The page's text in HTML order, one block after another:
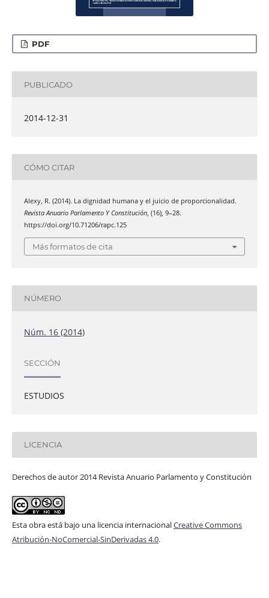
PDF
PUBLICADO
2014-12-31
CÓMO CITAR
Alexy, R. (2014). La dignidad humana y el juicio de proporcionalidad.
Revista Anuario Parlamento Y Constitución, (16), 9–28.
https://doi.org/10.71206/rapc.125
Más formatos de cita
NÚMERO
Núm. 16 (2014)
SECCIÓN
ESTUDIOS
LICENCIA
Derechos de autor 2014 Revista Anuario Parlamento y Constitución
Esta obra está bajo una licencia internacionalCreative Commons
Atribución-NoComercial-SinDerivadas 4.0.